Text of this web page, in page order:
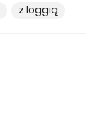
z loggią